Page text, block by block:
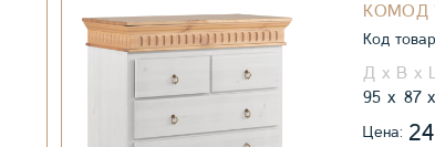
КОМОД
Код
95 87
Цена: